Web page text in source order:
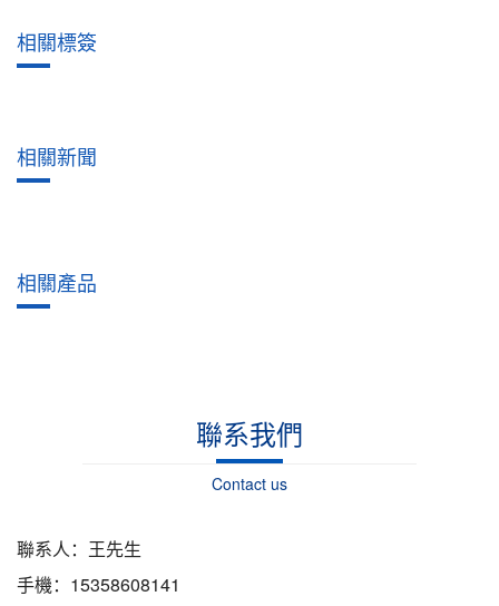
相關標簽
相關新聞
相關產品
聯系我們
Contact us
聯系人：王先生
手機：15358608141